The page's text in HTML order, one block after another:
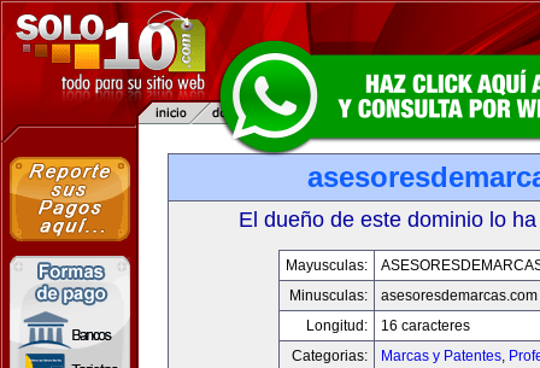
El dueño de este dominio lo
Mayusculas:
Minusculas:
asesoresdemarcas.com
Longitud:
16 caracteres
Categorias:
Marcas y Patentes,